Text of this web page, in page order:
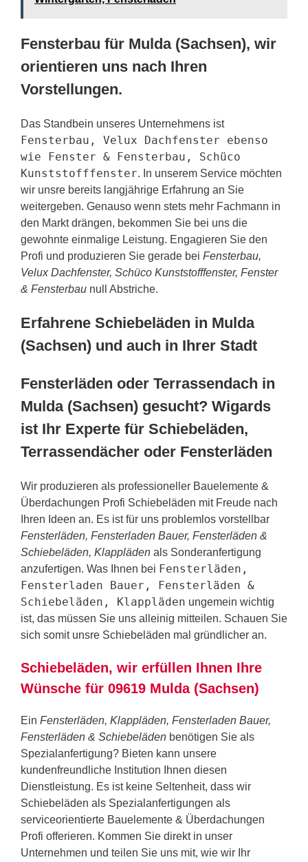
Fensterbau für Mulda (Sachsen), wir
orientieren uns nach Ihren
Vorstellungen.
Das Standbein unseres Unternehmens ist
Fensterbau, Velux Dachfenster ebenso
wie Fenster & Fensterbau, Schüco
Kunststofffenster. In unserem Service möchten
wir unsre bereits langjährige Erfahrung an Sie
weitergeben. Genauso wenn stets mehr Fachmann in
den Markt drängen, bekommen Sie bei uns die
gewohnte einmalige Leistung. Engagieren Sie den
Profi und produzieren Sie gerade bei Fensterbau,
Velux Dachfenster, Schüco Kunststofffenster, Fenster
& Fensterbau null Abstriche.
Erfahrene Schiebeläden in Mulda
(Sachsen) und auch in Ihrer Stadt
Fensterläden oder Terrassendach in
Mulda (Sachsen) gesucht? Wigards
ist Ihr Experte für Schiebeläden,
Terrassendächer oder Fensterläden
Wir produzieren als professioneller Bauelemente &
Überdachungen Profi Schiebeläden mit Freude nach
Ihren Ideen an. Es ist für uns problemlos vorstellbar
Fensterläden, Fensterladen Bauer, Fensterläden &
Schiebeläden, Klappläden als Sonderanfertigung
anzufertigen. Was Ihnen bei Fensterläden,
Fensterladen Bauer, Fensterläden &
Schiebeläden, Klappläden ungemein wichtig
ist, das müssen Sie uns alleinig mitteilen. Schauen Sie
sich somit unsre Schiebeläden mal gründlicher an.
Schiebeläden, wir erfüllen Ihnen Ihre
Wünsche für 09619 Mulda (Sachsen)
Ein Fensterläden, Klappläden, Fensterladen Bauer,
Fensterläden & Schiebeläden benötigen Sie als
Spezialanfertigung? Bieten kann unsere
kundenfreundliche Institution Ihnen diesen
Dienstleistung. Es ist keine Seltenheit, dass wir
Schiebeläden als Spezialanfertigungen als
serviceorientierte Bauelemente & Überdachungen
Profi offerieren. Kommen Sie direkt in unser
Unternehmen und teilen Sie uns mit, wie wir Ihr